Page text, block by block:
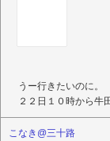
うー行きたいのに。
２２日１０時から牛
こなき@三十路